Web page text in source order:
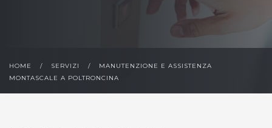
HOME / SERVIZI /
MANUTENZIONE E ASSISTENZA
MONTASCALE A POLTRONCINA